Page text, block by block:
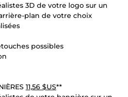
3D de votre logo sur un
plan de votre choix
possibles
11,56 $US**